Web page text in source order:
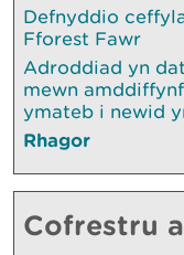
Defnyddio
Fforest Fawr
Adroddiad yn
mewn
ymateb i newid
Rhagor
Cofrestru